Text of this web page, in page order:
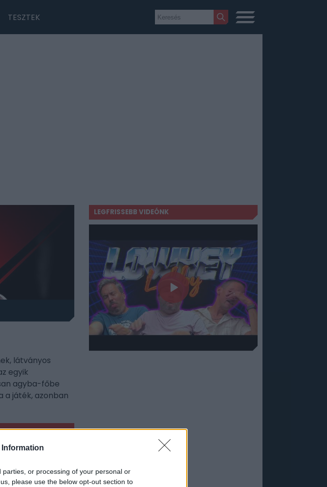
Information
or processing of your personal or
please use the below opt-out section to
TESZTEK
látványos
egyik
agyba-főbe
a játék, azonban
LEGFRISSEBB VIDEÓNK